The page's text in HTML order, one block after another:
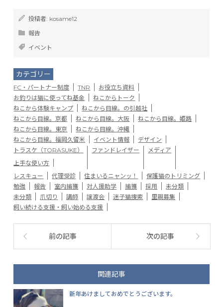
投稿者: kosame12
報告
イベント
カテゴリー
FC・パートナー制度 TNR
お役立ち資料
お釣りは猫に使ってね基金
ねこからトーク
ねこから体験キャンプ
ねこから目線。の引越社
ねこから目線。京都
ねこから目線。大阪
ねこから目線。姫路
ねこから目線。東京
ねこから目線。沖縄
ねこから目線。福岡久留米
イベント情報
デザイン
トラスケ（TORASUKE）
上手な使い方
ファンドレイザー メディア
レスキュー 代理受診 住まいるニャンッ！
保護猫のトリミング
勉強
報告 室内捕獲 対人援助学 捕獲 採用
未分類
未分類
爪切り 講師 譲渡会 迷子猫捜索
里親募集
飼い続ける支援・飼い始める支援
前の記事 次の記事
関連記事
新年あけましておめでとうございます。